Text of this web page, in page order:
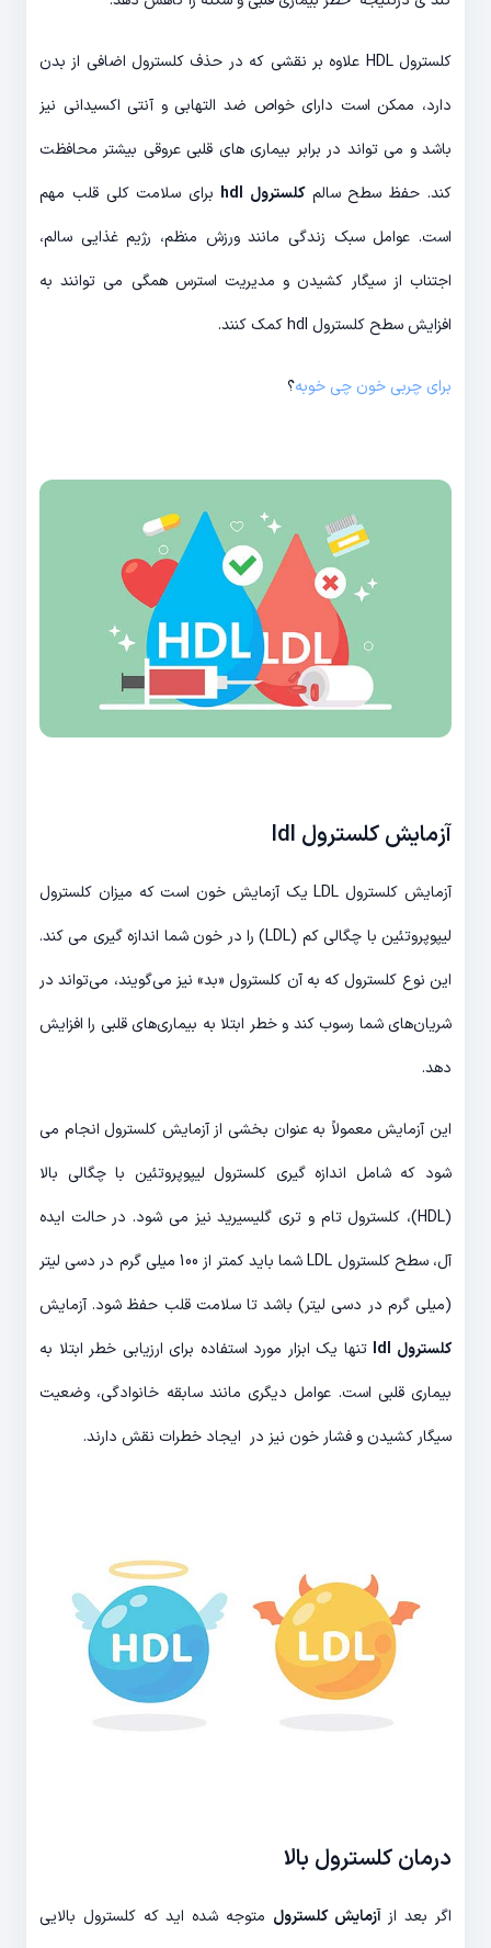
کلسترول HDL علاوه بر نقشی که در حذف کلسترول اضافی از بدن
دارد، ممکن است دارای خواص ضد التهابی و آنتی اکسیدانی نیز
باشد و می تواند در برابر بیماری های قلبی عروقی بیشتر محافظت
کند. حفظ سطح سالمکلسترول hdl
برای سلامت کلی قلب مهم
است. عوامل سبک زندگی مانند ورزش منظم، رژیم غذایی سالم،
اجتناب از سیگار کشیدن و مدیریت استرس همگی می توانند به
افزایش سطح کلسترول hdl کمک کنند.
برای چربی خون چی خوبه؟
آزمایش کلسترول ldl
آزمایش کلسترول LDL یک آزمایش خون است که میزان کلسترول
لیپوپروتئین با چگالی کم (LDL) را در خون شما اندازه گیری می کند.
این نوع کلسترول که به آن کلسترول «بد» نیز می‌گویند، می‌تواند در
شریان‌های شما رسوب کند و خطر ابتلا به بیماری‌های قلبی را افزایش
دهد.
این آزمایش معمولاً به عنوان بخشی از آزمایش کلسترول انجام می
شود که شامل اندازه گیری کلسترول لیپوپروتئین با چگالی بالا
(HDL)، کلسترول تام و تری گلیسیرید نیز می شود. در حالت ایده
آل، سطح کلسترول LDL شما باید کمتر از 100 میلی گرم در دسی لیتر
(میلی گرم در دسی لیتر) باشد تا سلامت قلب حفظ شود. آزمایش
کلسترول ldl
تنها یک ابزار مورد استفاده برای ارزیابی خطر ابتلا به
بیماری قلبی است. عوامل دیگری مانند سابقه خانوادگی، وضعیت
سیگار کشیدن و فشار خون نیز در ایجاد خطرات نقش دارند.
درمان کلسترول بالا
اگر بعد ازآزمایش کلسترول متوجه شده اید که کلسترول بالایی